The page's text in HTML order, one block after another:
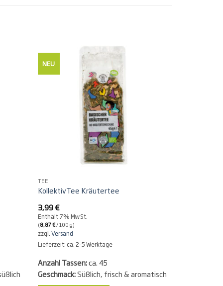
NEU
TEE
KollektivTee Kräutertee
3,99€
Enthält 7% MwSt.
(8,87€/ 100 g)
zzgl.Versand
Lieferzeit: ca. 2-5 Werktage
Anzahl Tassen:ca. 45
Geschmack:Süßlich, frisch & aromatisch